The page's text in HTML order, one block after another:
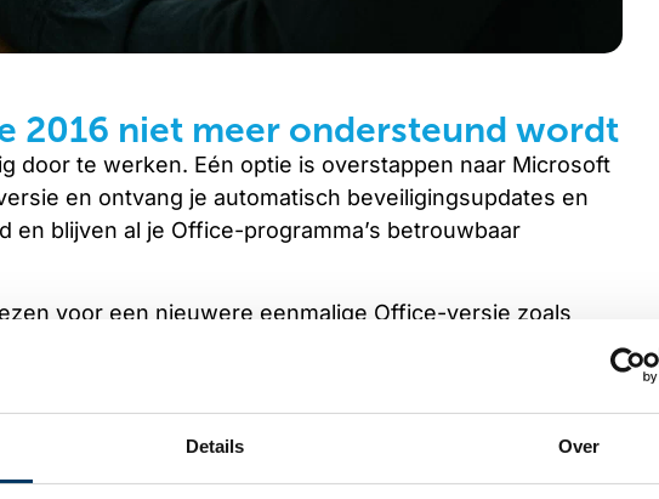
Details Over
2016 niet meer ondersteund wordt
door te werken. Eén optie is overstappen naar Microsoft
en ontvang je automatisch beveiligingsupdates en
blijven al je Office-programma’s betrouwbaar
voor een nieuwere eenmalige Office-versie zoals
dan zijn gratis alternatieven zoals LibreOffice of
Die worden actief onderhouden en kunnen een goed
Office-versie
je nu gebruikt. In Word zie je dat via het menu